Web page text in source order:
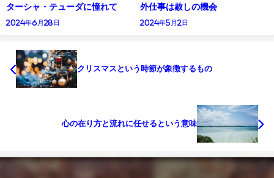
ターシャ・テューダに憧れて
2024年6月28日
外仕事は赦しの機会
2024年5月2日
クリスマスという時節が象徴するもの
心の在り方と流れに任せるという意味